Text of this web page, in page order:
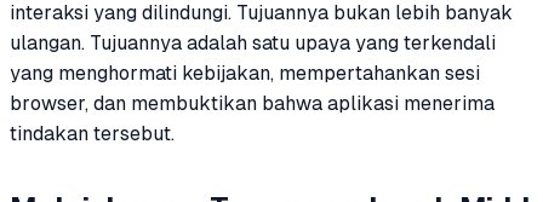
interaksi yang dilindungi. Tujuannya bukan lebih banyak
ulangan. Tujuannya adalah satu upaya yang terkendali
yang menghormati kebijakan, mempertahankan sesi
browser, dan membuktikan bahwa aplikasi menerima
tindakan tersebut.